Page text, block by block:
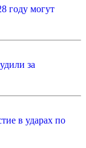
году могут
за
в ударах по